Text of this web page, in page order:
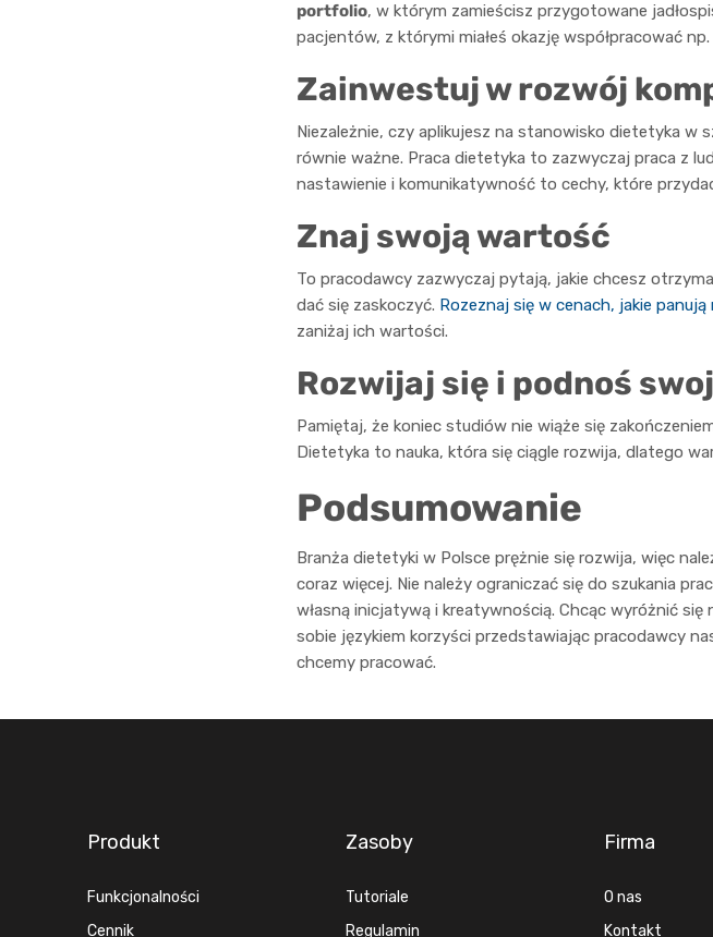
portfolio, w którym zamieścisz przygotowane
pacjentów, z którymi miałeś okazję współpracować
Zainwestuj w rozwój
Niezależnie, czy aplikujesz na stanowisko dietetyka w
równie ważne. Praca dietetyka to zazwyczaj praca z
nastawienie i komunikatywność to cechy, które
Znaj swoją wartość
To pracodawcy zazwyczaj pytają, jakie chcesz
dać się zaskoczyć. Rozeznaj się w cenach, jakie panują
zaniżaj ich wartości.
Rozwijaj się i podnoś
Pamiętaj, że koniec studiów nie wiąże się
Dietetyka to nauka, która się ciągle rozwija, dlatego
Podsumowanie
Branża dietetyki w Polsce prężnie się rozwija, więc
coraz więcej. Nie należy ograniczać się do szukania
własną inicjatywą i kreatywnością. Chcąc wyróżnić
sobie językiem korzyści przedstawiając pracodawcy
chcemy pracować.
Produkt
Funkcjonalności
Cennik
Zasoby
Tutoriale
Regulamin
Firma
O nas
Kontakt